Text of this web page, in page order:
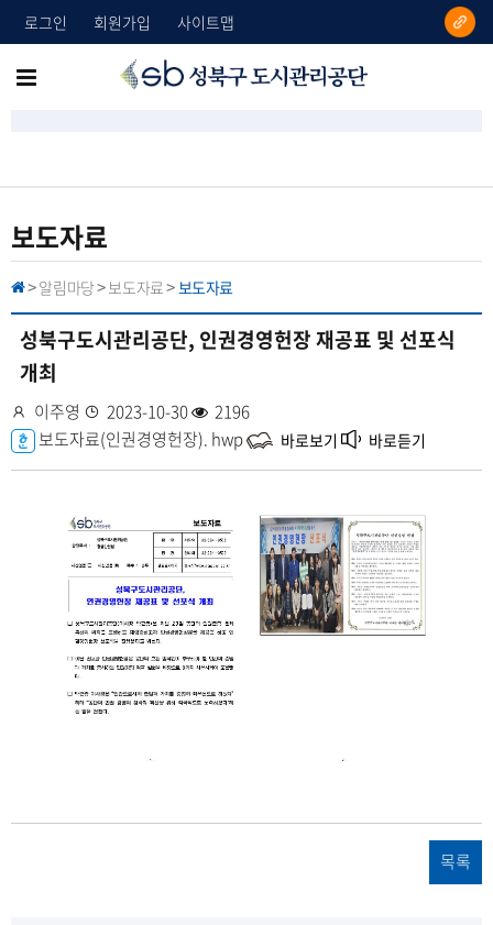
로그인 회원가입 사이트맵
리
공
단
메
보
기
보도자료
H
M
> 알림마당>보도자료 >보도자료
성북구도시관리공단, 인권경영헌장 재공표 및 선포식
개최
작
성
자
이주영 등
록
일
2023-10-30조
회
수
2196
첨
부
보도자료(인권경영헌장). hwp 바로보기 바로듣기
s
목록